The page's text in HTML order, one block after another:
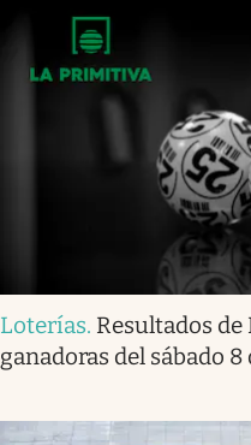
Loterías. Resultados
ganadoras del sábado 8